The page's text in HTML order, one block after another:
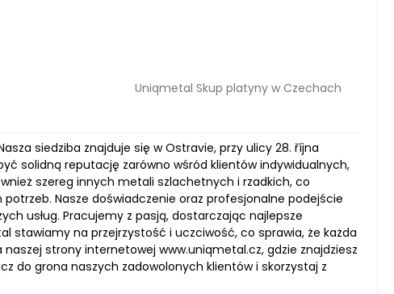
Uniqmetal Skup platyny w Czechach
siedziba znajduje się w Ostravie, przy ulicy 28. října
solidną reputację zarówno wśród klientów indywidualnych,
szereg innych metali szlachetnych i rzadkich, co
Nasze doświadczenie oraz profesjonalne podejście
usług. Pracujemy z pasją, dostarczając najlepsze
stawiamy na przejrzystość i uczciwość, co sprawia, że każda
strony internetowej www.uniqmetal.cz, gdzie znajdziesz
do grona naszych zadowolonych klientów i skorzystaj z